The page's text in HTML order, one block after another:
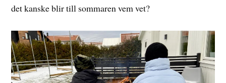
det kanske blir till sommaren vem vet?